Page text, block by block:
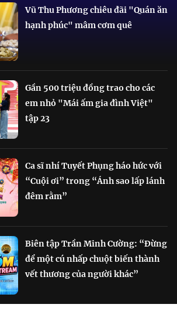
Vũ Thu Phương chiêu đãi "Quán ăn
hạnh phúc" mâm cơm quê
Gần 500 triệu đồng trao cho các
em nhỏ "Mái ấm gia đình Việt"
tập 23
Ca sĩ nhí Tuyết Phụng háo hức với
“Cuội ơi” trong “Ánh sao lấp lánh
đêm rằm”
Biên tập Trần Minh Cường: “Đừng
để một cú nhấp chuột biến thành
vết thương của người khác”